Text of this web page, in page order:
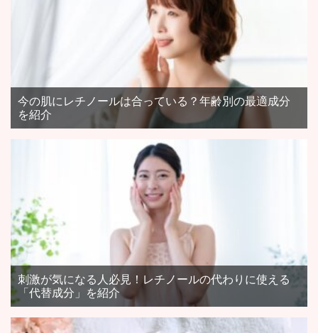
今の肌にレチノールは合っている？年齢別の最適成分
を紹介
刺激が気になる人必見！レチノールの代わりに使える
「代替成分」を紹介